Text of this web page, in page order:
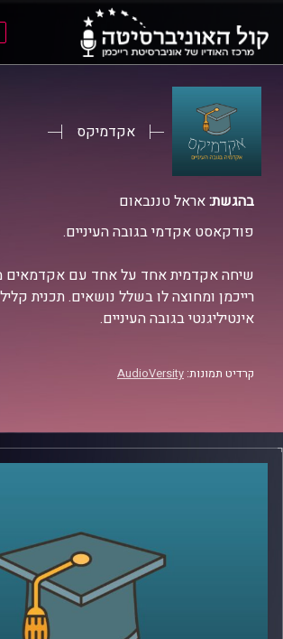
אקדמיקס
בהגשת:אראל טננבאום
פודקאסט אקדמי בגובה העיניים.
שיחה אקדמית אחד על אחד עם אקדמאים
רייכמן ומחוצה לו בשלל נושאים. תכנית
אינטיליגנטי בגובה העיניים.
קרדיט תמונות: AudioVersity